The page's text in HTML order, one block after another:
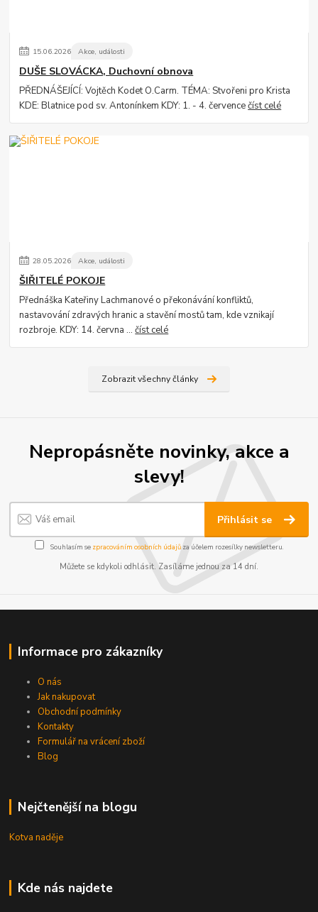
15.06.2026 Akce, události
DUŠE SLOVÁCKA, Duchovní obnova
PŘEDNÁŠEJÍCÍ: Vojtěch Kodet O.Carm. TÉMA: Stvořeni pro Krista
KDE: Blatnice pod sv. Antonínkem KDY: 1. - 4. červencečíst celé
28.05.2026 Akce, události
ŠIŘITELÉ POKOJE
Přednáška Kateřiny Lachmanové o překonávání konfliktů,
nastavování zdravých hranic a stavění mostů tam, kde vznikají
rozbroje. KDY: 14. června ...číst celé
Zobrazit všechny články
Nepropásněte novinky, akce a
slevy!
Přihlásit se
Souhlasím se zpracováním osobních údajůza účelem rozesílky newsletteru.
Můžete se kdykoli odhlásit. Zasíláme jednou za 14 dní.
Informace pro zákazníky
O nás
Jak nakupovat
Obchodní podmínky
Kontakty
Formulář na vrácení zboží
Blog
Nejčtenější na blogu
Kotva naděje
Kde nás najdete